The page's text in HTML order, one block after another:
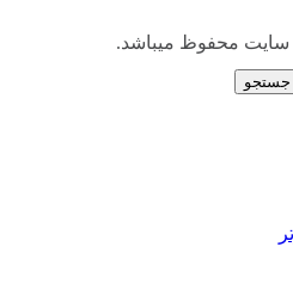
محفوظ میباشد.
جستجو